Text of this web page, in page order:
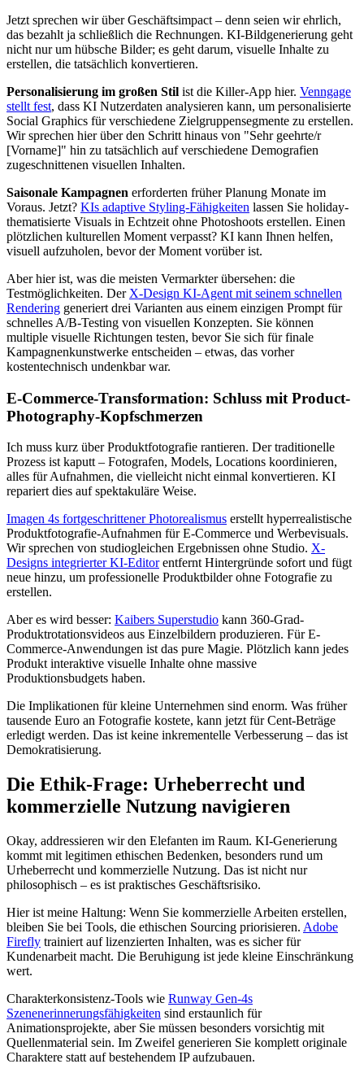
Jetzt sprechen wir über Geschäftsimpact – denn seien wir ehrlich,
das bezahlt ja schließlich die Rechnungen. KI-Bildgenerierung geht
nicht nur um hübsche Bilder; es geht darum, visuelle Inhalte zu
erstellen, die tatsächlich konvertieren.
Personalisierung im großen Stil ist die Killer-App hier. Venngage
stellt fest, dass KI Nutzerdaten analysieren kann, um personalisierte
Social Graphics für verschiedene Zielgruppensegmente zu erstellen.
Wir sprechen hier über den Schritt hinaus von "Sehr geehrte/r
[Vorname]" hin zu tatsächlich auf verschiedene Demografien
zugeschnittenen visuellen Inhalten.
Saisonale Kampagnen erforderten früher Planung Monate im
Voraus. Jetzt? KIs adaptive Styling-Fähigkeiten lassen Sie holiday-
thematisierte Visuals in Echtzeit ohne Photoshoots erstellen. Einen
plötzlichen kulturellen Moment verpasst? KI kann Ihnen helfen,
visuell aufzuholen, bevor der Moment vorüber ist.
Aber hier ist, was die meisten Vermarkter übersehen: die
Testmöglichkeiten. Der X-Design KI-Agent mit seinem schnellen
Rendering generiert drei Varianten aus einem einzigen Prompt für
schnelles A/B-Testing von visuellen Konzepten. Sie können
multiple visuelle Richtungen testen, bevor Sie sich für finale
Kampagnenkunstwerke entscheiden – etwas, das vorher
kostentechnisch undenkbar war.
E-Commerce-Transformation: Schluss mit Product-
Photography-Kopfschmerzen
Ich muss kurz über Produktfotografie rantieren. Der traditionelle
Prozess ist kaputt – Fotografen, Models, Locations koordinieren,
alles für Aufnahmen, die vielleicht nicht einmal konvertieren. KI
repariert dies auf spektakuläre Weise.
Imagen 4s fortgeschrittener Photorealismus erstellt hyperrealistische
Produktfotografie-Aufnahmen für E-Commerce und Werbevisuals.
Wir sprechen von studiogleichen Ergebnissen ohne Studio. X-
Designs integrierter KI-Editorentfernt Hintergründe sofort und fügt
neue hinzu, um professionelle Produktbilder ohne Fotografie zu
erstellen.
Aber es wird besser: Kaibers Superstudio kann 360-Grad-
Produktrotationsvideos aus Einzelbildern produzieren. Für E-
Commerce-Anwendungen ist das pure Magie. Plötzlich kann jedes
Produkt interaktive visuelle Inhalte ohne massive
Produktionsbudgets haben.
Die Implikationen für kleine Unternehmen sind enorm. Was früher
tausende Euro an Fotografie kostete, kann jetzt für Cent-Beträge
erledigt werden. Das ist keine inkrementelle Verbesserung – das ist
Demokratisierung.
Die Ethik-Frage: Urheberrecht und
kommerzielle Nutzung navigieren
Okay, addressieren wir den Elefanten im Raum. KI-Generierung
kommt mit legitimen ethischen Bedenken, besonders rund um
Urheberrecht und kommerzielle Nutzung. Das ist nicht nur
philosophisch – es ist praktisches Geschäftsrisiko.
Hier ist meine Haltung: Wenn Sie kommerzielle Arbeiten erstellen,
bleiben Sie bei Tools, die ethischen Sourcing priorisieren. Adobe
Firefly trainiert auf lizenzierten Inhalten, was es sicher für
Kundenarbeit macht. Die Beruhigung ist jede kleine Einschränkung
wert.
Charakterkonsistenz-Tools wie Runway Gen-4s
Szenenerinnerungsfähigkeiten sind erstaunlich für
Animationsprojekte, aber Sie müssen besonders vorsichtig mit
Quellenmaterial sein. Im Zweifel generieren Sie komplett originale
Charaktere statt auf bestehendem IP aufzubauen.